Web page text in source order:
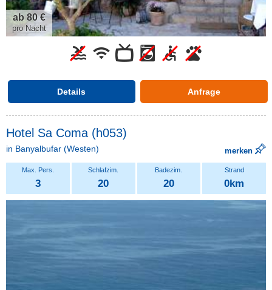
ab 80 €
pro Nacht
Details Anfrage
Hotel Sa Coma (h053)
in Banyalbufar (Westen) merken
3 20 20 0km